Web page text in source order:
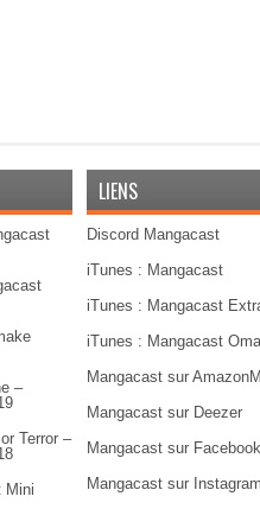
–
Terror –
Mini
LIENS
Discord Mangacast
iTunes : Mangacast
iTunes : Mangacast
iTunes : Mangacast
Mangacast sur
Mangacast sur Deezer
Mangacast sur Facebook
Mangacast sur Instagram